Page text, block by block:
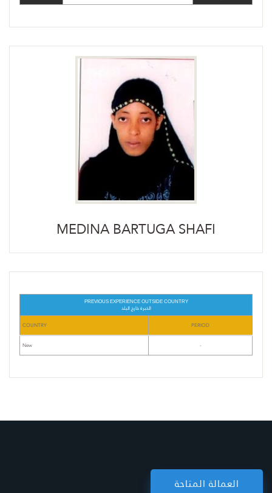
MEDINA BARTUGA SHAFI
PREVIOUS EXPERIENCE OUTSIDE COUNTRY
الخبرة خارج البلد
COUNTRY
PERIOD
New -
العمالة المتاحة